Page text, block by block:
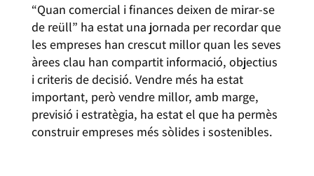
“Quan comercial i finances deixen de mirar-se
de reüll” ha estat una jornada per recordar que
les empreses han crescut millor quan les seves
àrees clau han compartit informació, objectius
i criteris de decisió. Vendre més ha estat
important, però vendre millor, amb marge,
previsió i estratègia, ha estat el que ha permès
construir empreses més sòlides i sostenibles.